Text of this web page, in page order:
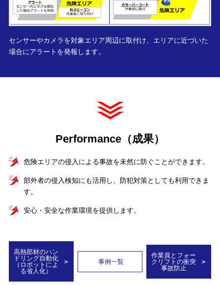
センサーやカメラを対象エリア周辺に取付け、エリアに近づいた
場合にアラートを発報します。
Performance（成果）
危険エリアの侵入による事故を未然に防ぐことができます。
部外者の侵入検知にも活用し、防犯対策としても利用できま
す。
安心・安全な作業環境を提供します。
高熱部材のハン
ドリング自動化
（ロボットによ
る省人化）
事例一覧
作業員とフォー
クリフトの衝突
事故防止